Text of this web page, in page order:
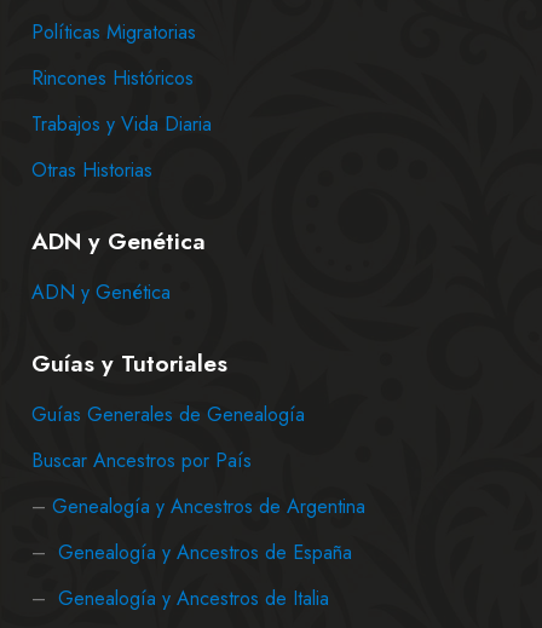
Políticas Migratorias
Rincones Históricos
Trabajos y Vida Diaria
Otras Historias
ADN y Genética
ADN y Genética
Guías y Tutoriales
Guías Generales de Genealogía
Buscar Ancestros por País
– Genealogía y Ancestros de Argentina
– Genealogía y Ancestros de España
– Genealogía y Ancestros de Italia